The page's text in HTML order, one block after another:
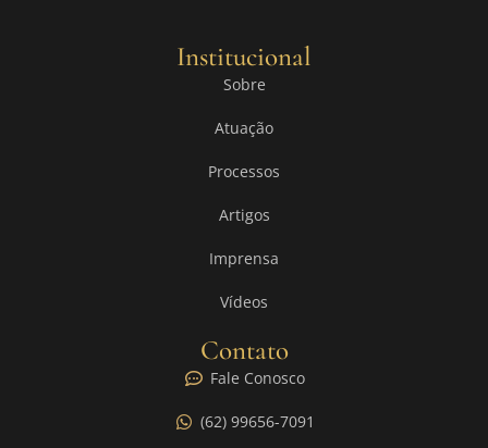
Institucional
Sobre
Atuação
Processos
Artigos
Imprensa
Vídeos
Contato
Fale Conosco
(62) 99656-7091